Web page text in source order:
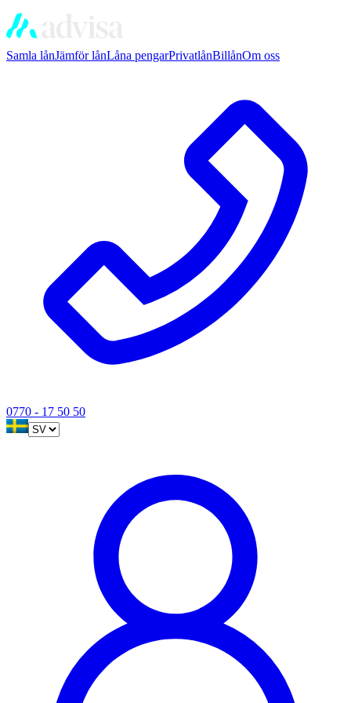
Samla lånJämför lånLåna pengarPrivatlånBillånOm oss
0770 - 17 50 50